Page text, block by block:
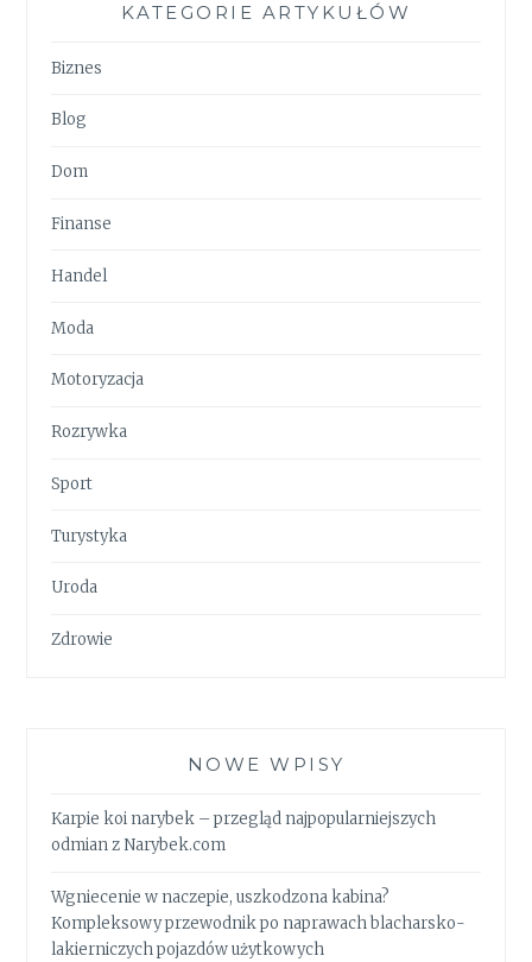
KATEGORIE ARTYKUŁÓW
Biznes
Blog
Dom
Finanse
Handel
Moda
Motoryzacja
Rozrywka
Sport
Turystyka
Uroda
Zdrowie
NOWE WPISY
Karpie koi narybek – przegląd najpopularniejszych
odmian z Narybek.com
Wgniecenie w naczepie, uszkodzona kabina?
Kompleksowy przewodnik po naprawach blacharsko-
lakierniczych pojazdów użytkowych